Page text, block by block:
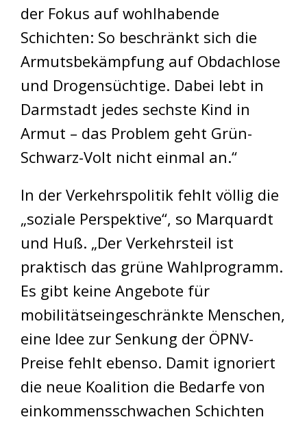
der Fokus auf wohlhabende
Schichten: So beschränkt sich die
Armutsbekämpfung auf Obdachlose
und Drogensüchtige. Dabei lebt in
Darmstadt jedes sechste Kind in
Armut – das Problem geht Grün-
Schwarz-Volt nicht einmal an.“
In der Verkehrspolitik fehlt völlig die
„soziale Perspektive“, so Marquardt
und Huß. „Der Verkehrsteil ist
praktisch das grüne Wahlprogramm.
Es gibt keine Angebote für
mobilitätseingeschränkte Menschen,
eine Idee zur Senkung der ÖPNV-
Preise fehlt ebenso. Damit ignoriert
die neue Koalition die Bedarfe von
einkommensschwachen Schichten